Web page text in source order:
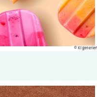
© KI